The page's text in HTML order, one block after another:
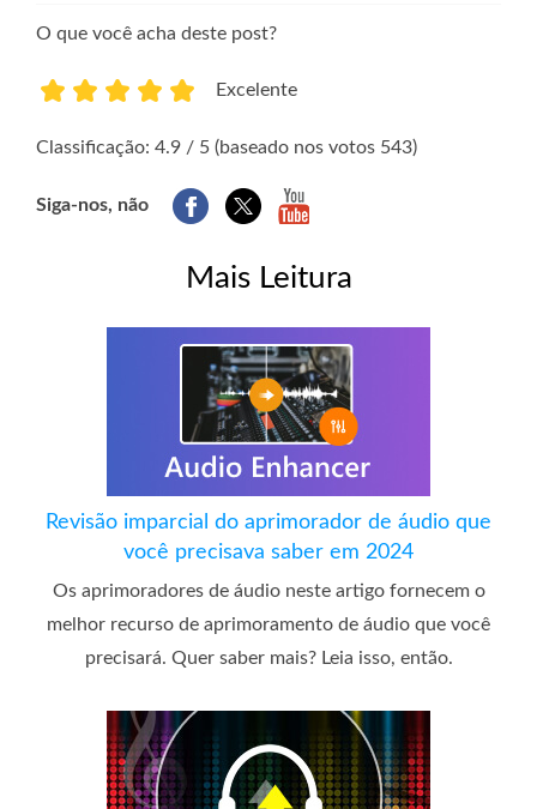
O que você acha deste post?
Excelente
Classificação: 4.9 / 5 (baseado nos votos 543)
Siga-nos, não
Mais Leitura
Revisão imparcial do aprimorador de áudio que
você precisava saber em 2024
Os aprimoradores de áudio neste artigo fornecem o
melhor recurso de aprimoramento de áudio que você
precisará. Quer saber mais? Leia isso, então.